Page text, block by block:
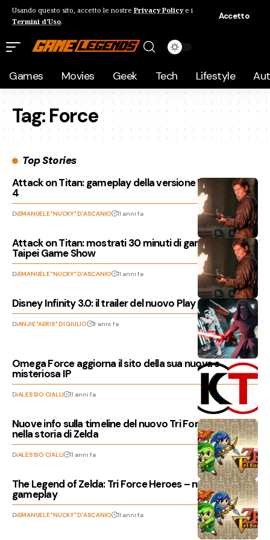
Usando questo sito, accetto le nostre Privacy Policye i
Termini d'Uso.
Accetto
Games Movies Geek Tech Lifestyle
Tag:Force
Top Stories
Attack on Titan: gameplay della versione PlayStation
4
DiEMANUELE "NUCKY" D'ASCANIO 11 anni fa
Attack on Titan: mostrati 30 minuti di gameplay al
Taipei Game Show
DiEMANUELE "NUCKY" D'ASCANIO 11 anni fa
Disney Infinity 3.0: il trailer del nuovo Play Set
DiANJIE "AERIS" DI GIULIO 11 anni fa
Omega Force aggiorna il sito della sua nuova e
misteriosa IP
DiALESSIO CIALLI 11 anni fa
Nuove info sulla timeline del nuovo Tri Force Heroes
nella storia di Zelda
DiALESSIO CIALLI 11 anni fa
The Legend of Zelda: Tri Force Heroes – nuovo video
gameplay
DiEMANUELE "NUCKY" D'ASCANIO 11 anni fa